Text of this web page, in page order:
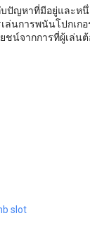
บปัญหาที่มีอยู่และห
ล่นการพนันโปกเก
ชน์จากการที่ผู้เล่น
slot